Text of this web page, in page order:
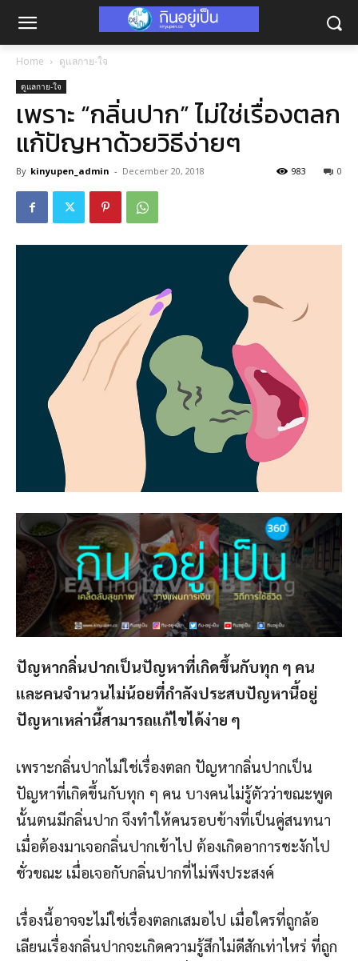
Home ดูแลกาย-ใจ
ดูแลกาย-ใจ
เพราะ “กลิ่นปาก” ไม่ใช่เรื่องตลก
แก้ปัญหาด้วยวิธีง่ายๆ
By kinyupen_admin - December 20, 2018 0
983
ปัญหากลิ่นปากเป็นปัญหาที่เกิดขึ้นกับทุก ๆ คน
และคนจำนวนไม่น้อยที่กำลังประสบปัญหานี้อยู่
ปัญหาเหล่านี้สามารถแก้ไขได้ง่าย ๆ
เพราะกลิ่นปากไม่ใช่เรื่องตลก ปัญหากลิ่นปากเป็น
ปัญหาที่เกิดขึ้นกับทุก ๆ คน บางคนไม่รู้ตัวว่าขณะพูด
นั้นตนมีกลิ่นปาก จึงทำให้คนรอบข้างที่เป็นคู่สนทนา
เมื่อต้องมาเจอกลิ่นปากเข้าไป ต้องเกิดอาการชะงักไป
ชั่วขณะ เมื่อเจอกับกลิ่นปากที่ไม่พึงประสงค์
เรื่องนี้อาจจะไม่ใช่เรื่องตลกเสมอไป เมื่อใครที่ถูกล้อ
เลียนเรื่องกลิ่นปากจะเกิดความรู้สึกไม่ดีสักเท่าไหร่ ที่ถูก